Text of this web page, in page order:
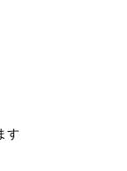
す